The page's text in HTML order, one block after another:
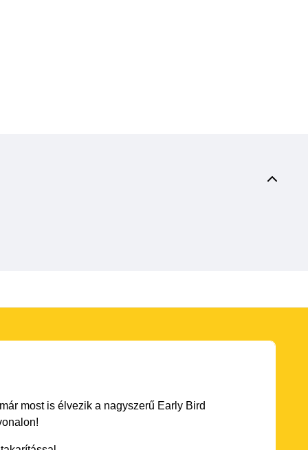
most is élvezik a nagyszerű Early Bird